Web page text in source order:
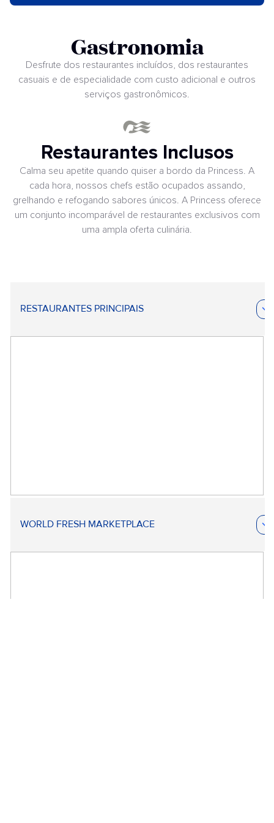
Gastronomia
Desfrute dos restaurantes incluídos, dos restaurantes
casuais e de especialidade com custo adicional e outros
serviços gastronômicos.
Restaurantes Inclusos
Calma seu apetite quando quiser a bordo da Princess. A
cada hora, nossos chefs estão ocupados assando,
grelhando e refogando sabores únicos. A Princess oferece
um conjunto incomparável de restaurantes exclusivos com
uma ampla oferta culinária.
RESTAURANTES PRINCIPAIS
WORLD FRESH MARKETPLACE